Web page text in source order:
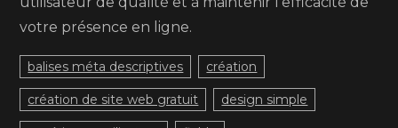
votre présence en ligne.
balises méta descriptives création
création de site web gratuit design simple